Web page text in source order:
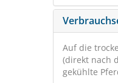
Auf die
(direkt nach
gekühlte